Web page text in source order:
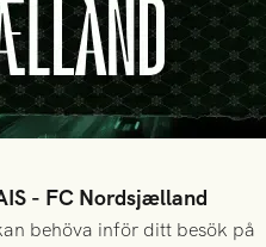
- FC Nordsjælland
behöva inför ditt besök på